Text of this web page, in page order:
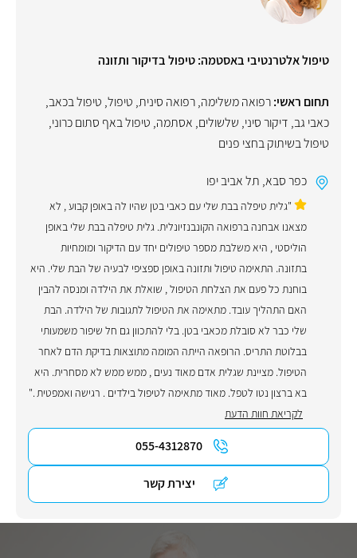
טיפול אלטרנטיבי באסטמה: טיפול בדיקור ותזונה
תחום ראשי:רפואה משלימה,רפואה סינית, טיפול, טיפול בכאב,
כאבי גב, דיקור סיני, שלשולים, אסתמה, טיפול באף סתום כרוני,
טיפול בשיתוק בחצי פנים
כפר סבא, תל אביב יפו
"גלית טיפלה בבת שלי עם כאבי בטן שהיו לה באופן קבוע , לא
מצאנו אבחנה ברפואה הקונבנזיונלית. גלית טיפלה בבת שלי באופן
הוליסטי , היא משלבת מספר טיפולים יחד עם הדיקור ומומחיות
בתזונה. התאימה טיפול ותזונה באופן ספציפי לבעיה של הבת שלי. היא
בוחנת כל פעם את הצלחת הטיפול , שואלת את הילדה ומנסה להבין
האם התהליך עובד. מתאימה את הטיפול לתגובות של הילדה. הבת
שלי כבר לא סובלת מכאבי בטן. בלי להתכוון גם חל שיפור משמעותי
בבלוטת התריס. הרופאה הייתה המומה מתוצאות בדיקת הדם לאחר
הטיפול. מציינת שגלית אדם מאוד נעים , ממש ממש לא מסחרית. היא
בא ברצון נטו לטפל. מאוד מתאימה לטיפול בילדים . רגישה ואמפטית ."
לקריאת חוות הדעת
055-4312870
יצירת קשר